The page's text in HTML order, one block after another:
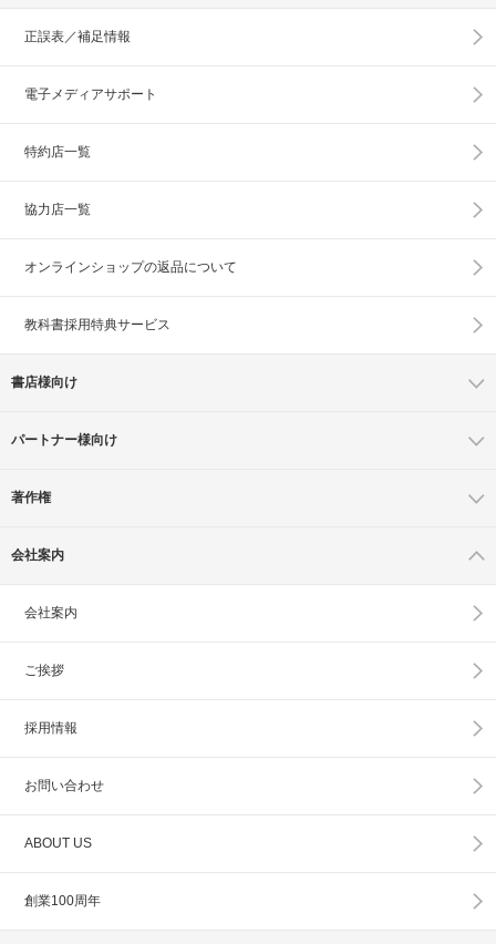
正誤表／補足情報
電子メディアサポート
特約店一覧
協力店一覧
オンラインショップの返品について
教科書採用特典サービス
書店様向け
パートナー様向け
著作権
会社案内
会社案内
ご挨拶
採用情報
お問い合わせ
ABOUT US
創業100周年